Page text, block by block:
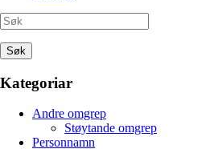
Søk
Kategoriar
Andre omgrep
Støytande omgrep
Personnamn